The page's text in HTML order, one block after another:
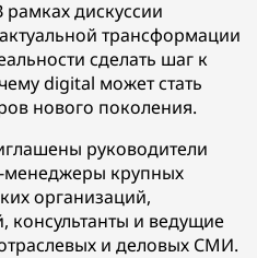
дискуссии
трансформации
сделать шаг к
digital может стать
нового поколения.
руководители
менеджеры крупных
организаций,
консультанты и ведущие
и деловых СМИ.